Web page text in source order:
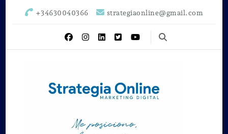
+34630040366 strategiaonline@gmail.com